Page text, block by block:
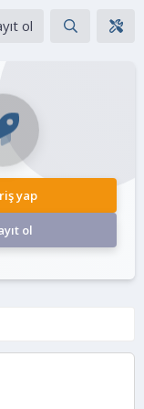
ol
yap
ol